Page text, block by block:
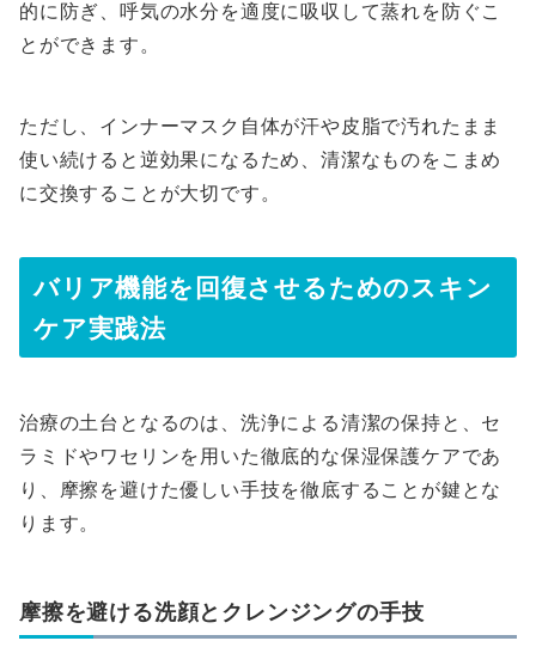
的に防ぎ、呼気の水分を適度に吸収して蒸れを防ぐこ
とができます。
ただし、インナーマスク自体が汗や皮脂で汚れたまま
使い続けると逆効果になるため、清潔なものをこまめ
に交換することが大切です。
バリア機能を回復させるためのスキン
ケア実践法
治療の土台となるのは、洗浄による清潔の保持と、セ
ラミドやワセリンを用いた徹底的な保湿保護ケアであ
り、摩擦を避けた優しい手技を徹底することが鍵とな
ります。
摩擦を避ける洗顔とクレンジングの手技